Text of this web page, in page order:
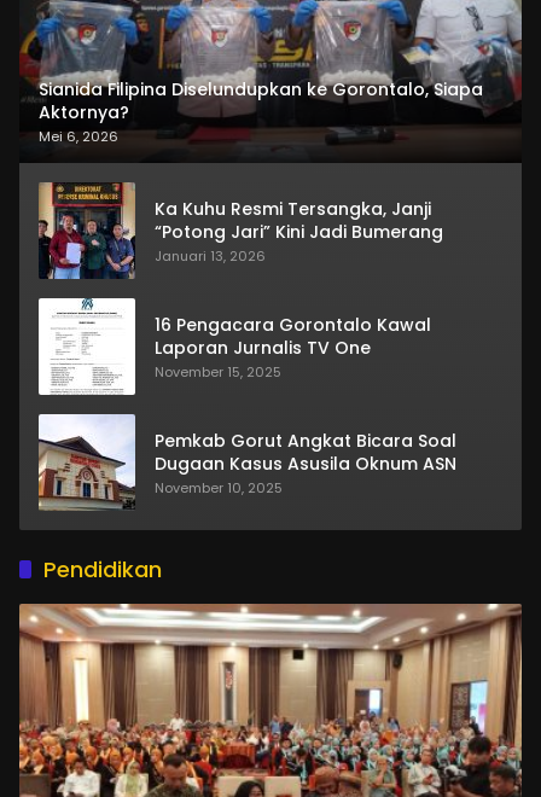
Sianida Filipina Diselundupkan ke Gorontalo, Siapa
Aktornya?
Mei 6, 2026
Ka Kuhu Resmi Tersangka, Janji
“Potong Jari” Kini Jadi Bumerang
Januari 13, 2026
16 Pengacara Gorontalo Kawal
Laporan Jurnalis TV One
November 15, 2025
Pemkab Gorut Angkat Bicara Soal
Dugaan Kasus Asusila Oknum ASN
November 10, 2025
Pendidikan